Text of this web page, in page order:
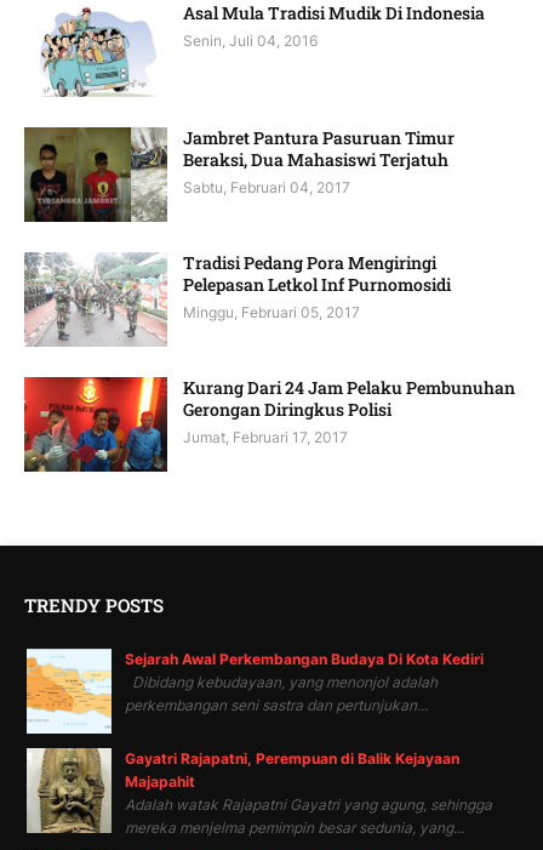
Asal Mula Tradisi Mudik Di Indonesia
Senin, Juli 04, 2016
Jambret Pantura Pasuruan Timur
Beraksi, Dua Mahasiswi Terjatuh
Sabtu, Februari 04, 2017
Tradisi Pedang Pora Mengiringi
Pelepasan Letkol Inf Purnomosidi
Minggu, Februari 05, 2017
Kurang Dari 24 Jam Pelaku Pembunuhan
Gerongan Diringkus Polisi
Jumat, Februari 17, 2017
TRENDY POSTS
Sejarah Awal Perkembangan Budaya Di Kota Kediri
Dibidang kebudayaan, yang menonjol adalah
perkembangan seni sastra dan pertunjukan...
Gayatri Rajapatni, Perempuan di Balik Kejayaan
Majapahit
Adalah watak Rajapatni Gayatri yang agung, sehingga
mereka menjelma pemimpin besar sedunia, yang...